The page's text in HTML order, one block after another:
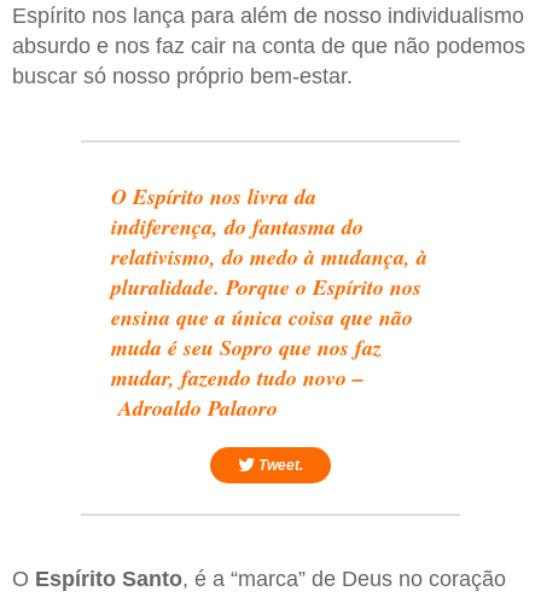
Espírito nos lança para além de nosso individualismo
absurdo e nos faz cair na conta de que não podemos
buscar só nosso próprio bem-estar.
O Espírito nos livra da
indiferença, do fantasma do
relativismo, do medo à mudança, à
pluralidade. Porque o Espírito nos
ensina que a única coisa que não
muda é seu Sopro que nos faz
mudar, fazendo tudo novo –
Adroaldo Palaoro
Tweet.
O Espírito Santo, é a “marca” de Deus no coração